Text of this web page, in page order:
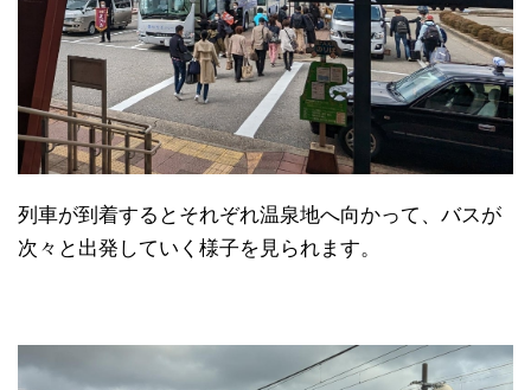
列車が到着するとそれぞれ温泉地へ向かって、バスが
次々と出発していく様子を見られます。